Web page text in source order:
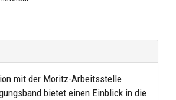
mit der Moritz-Arbeitsstelle
bietet einen Einblick in die